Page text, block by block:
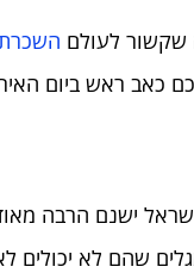
שקשור לעולם השכרת
כאב ראש ביום
ישנם הרבה
שהם לא יכולים